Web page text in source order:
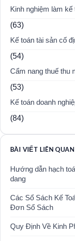
Kinh nghiệm làm kế
(63)
Kế toán tài sản cố
(54)
Cẩm nang thuế thu
(53)
Kế toán doanh
(84)
BÀI VIẾT LIÊN QUAN
Hướng dẫn hạch
dang
Các Sổ Sách Kế
Đơn Sổ Sách
Quy Định Về Kinh